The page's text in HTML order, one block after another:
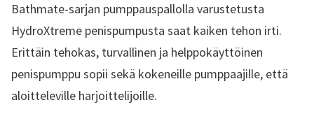
Bathmate-sarjan pumppauspallolla varustetusta
HydroXtreme penispumpusta saat kaiken tehon irti.
Erittäin tehokas, turvallinen ja helppokäyttöinen
penispumppu sopii sekä kokeneille pumppaajille, että
aloitteleville harjoittelijoille.